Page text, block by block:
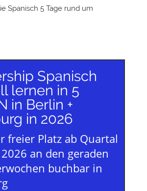
Spanisch 5 Tage rund um
Spanisch
lernen in 5
in Berlin +
in 2026
freier Platz ab Quartal
an den geraden
buchbar in